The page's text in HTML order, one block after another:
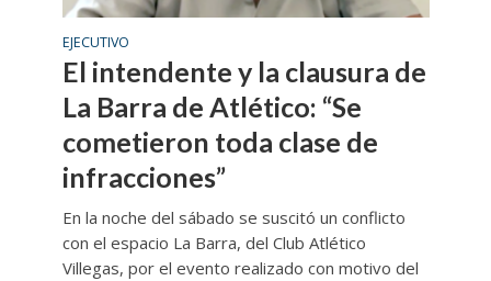
EJECUTIVO
El intendente y la clausura de
La Barra de Atlético: “Se
cometieron toda clase de
infracciones”
En la noche del sábado se suscitó un conflicto
con el espacio La Barra, del Club Atlético
Villegas, por el evento realizado con motivo del